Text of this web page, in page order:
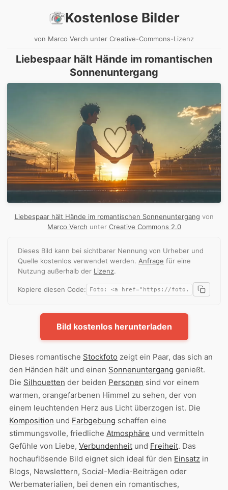
Kostenlose Bilder
von Marco Verch unter Creative-Commons-Lizenz
Liebespaar hält Hände im romantischen
Sonnenuntergang
Liebespaar hält Hände im romantischen Sonnenuntergang von
Marco Verch unter Creative Commons 2.0
Dieses Bild kann bei sichtbarer Nennung von Urheber und
Quelle kostenlos verwendet werden. Anfrage für eine
Nutzung außerhalb der Lizenz.
Kopiere diesen Code:
Bild kostenlos herunterladen
Dieses romantische Stockfoto zeigt ein Paar, das sich an
den Händen hält und einen Sonnenuntergang genießt.
Die Silhouetten der beiden Personen sind vor einem
warmen, orangefarbenen Himmel zu sehen, der von
einem leuchtenden Herz aus Licht überzogen ist. Die
Komposition und Farbgebung schaffen eine
stimmungsvolle, friedliche Atmosphäre und vermitteln
Gefühle von Liebe, Verbundenheit und Freiheit. Das
hochauflösende Bild eignet sich ideal für den Einsatz in
Blogs, Newslettern, Social-Media-Beiträgen oder
Werbematerialien, bei denen ein romantisches,